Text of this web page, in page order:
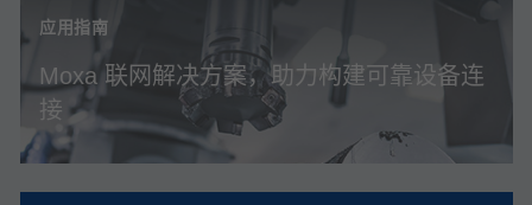
应用指南
Moxa 联网解决方案，助力构建可靠设备连
接